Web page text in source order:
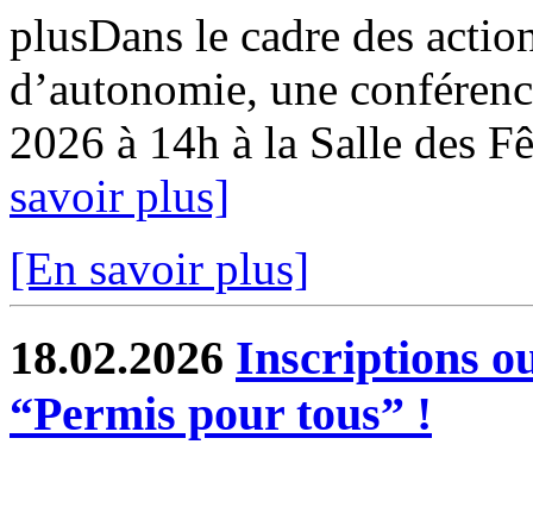
plusDans le cadre des
d’autonomie, une
2026 à 14h à la Salle des
savoir plus]
[En savoir plus]
18.02.2026 Inscriptions
“Permis pour tous” !